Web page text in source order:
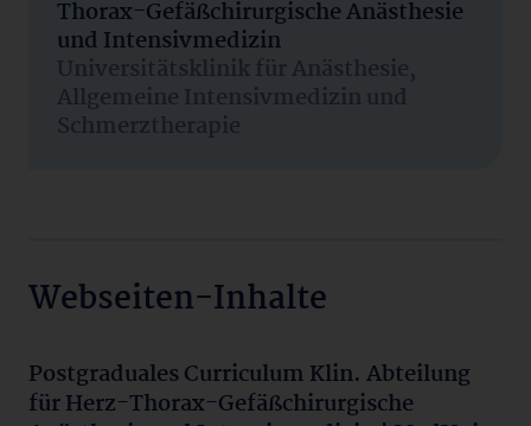
Thorax-Gefäßchirurgische Anästhesie
und Intensivmedizin
Universitätsklinik für Anästhesie,
Allgemeine Intensivmedizin und
Schmerztherapie
Webseiten-Inhalte
Postgraduales Curriculum Klin. Abteilung
für Herz-Thorax-Gefäßchirurgische